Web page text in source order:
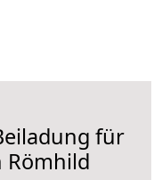
für
Römhild